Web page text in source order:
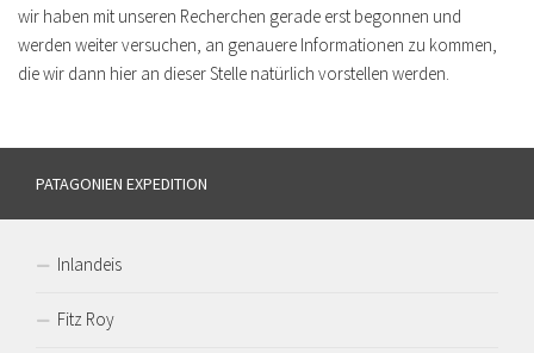
wir haben mit unseren Recherchen gerade erst begonnen und
werden weiter versuchen, an genauere Informationen zu kommen,
die wir dann hier an dieser Stelle natürlich vorstellen werden.
PATAGONIEN EXPEDITION
Inlandeis
Fitz Roy